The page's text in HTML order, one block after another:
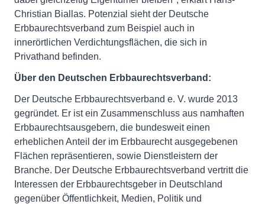
Christian Biallas. Potenzial sieht der Deutsche
Erbbaurechtsverband zum Beispiel auch in
innerörtlichen Verdichtungsflächen, die sich in
Privathand befinden.
Über den Deutschen Erbbaurechtsverband:
Der Deutsche Erbbaurechtsverband e. V. wurde 2013
gegründet. Er ist ein Zusammenschluss aus namhaften
Erbbaurechtsausgebern, die bundesweit einen
erheblichen Anteil der im Erbbaurecht ausgegebenen
Flächen repräsentieren, sowie Dienstleistern der
Branche. Der Deutsche Erbbaurechtsverband vertritt die
Interessen der Erbbaurechtsgeber in Deutschland
gegenüber Öffentlichkeit, Medien, Politik und